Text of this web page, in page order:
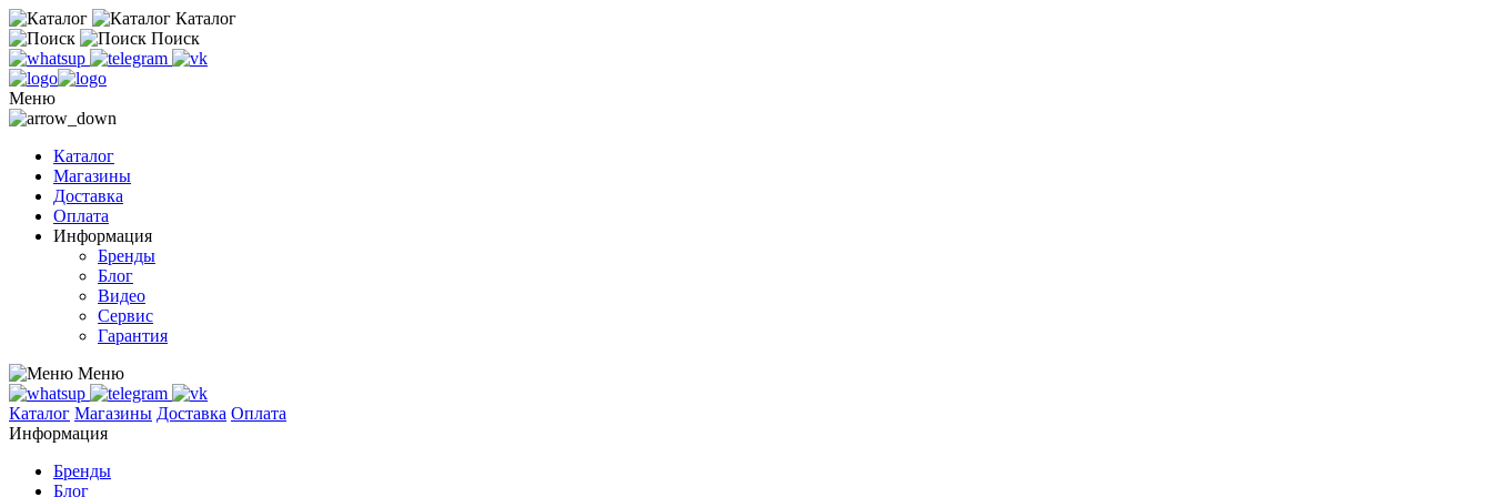
Каталог
Поиск
Меню
Каталог
Магазины
Доставка
Оплата
Информация
Бренды
Блог
Видео
Сервис
Гарантия
Меню
Каталог Магазины Доставка Оплата
Информация
Бренды
Блог